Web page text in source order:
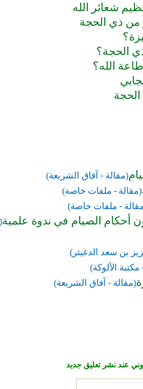
شعائر الله
من ذي الحجة
الحجة؟
الله؟
(مقالة - آفاق الشريعة)
(مقالة - ملفات خاصة)
- ملفات خاصة)
أحكام الصيام في ندوة علمية
بن سعد الدغيثر)
الألوكة)
(مقالة - آفاق الشريعة)
عند نشر تعليق جديد